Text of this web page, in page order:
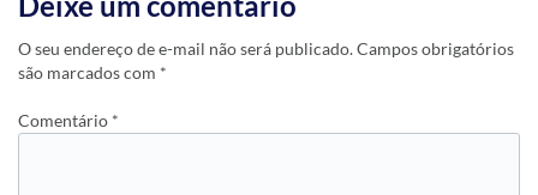
O seu endereço de e-mail não será publicado.Campos obrigatórios
são marcados com *
Comentário *